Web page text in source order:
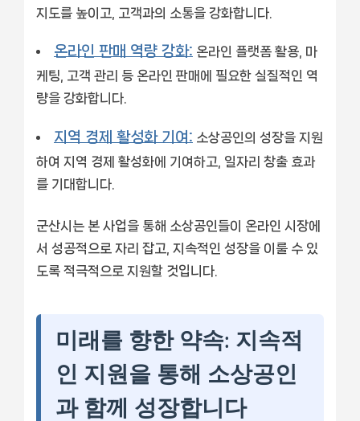
지도를 높이고, 고객과의 소통을 강화합니다.
온라인 판매 역량 강화: 온라인 플랫폼 활용, 마
케팅, 고객 관리 등 온라인 판매에 필요한 실질적인 역
량을 강화합니다.
지역 경제 활성화 기여: 소상공인의 성장을 지원
하여 지역 경제 활성화에 기여하고, 일자리 창출 효과
를 기대합니다.
군산시는 본 사업을 통해 소상공인들이 온라인 시장에
서 성공적으로 자리 잡고, 지속적인 성장을 이룰 수 있
도록 적극적으로 지원할 것입니다.
미래를 향한 약속: 지속적
인 지원을 통해 소상공인
과 함께 성장합니다